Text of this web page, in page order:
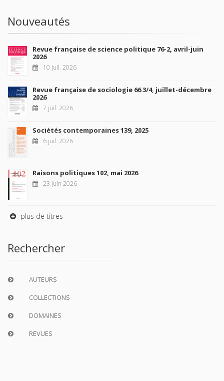
Nouveautés
Revue française de science politique 76-2, avril-juin
2026
10 juil. 2026
Revue française de sociologie 66 3/4, juillet-décembre
2026
7 juil. 2026
Sociétés contemporaines 139, 2025
6 juil. 2026
Raisons politiques 102, mai 2026
23 juin 2026
plus de titres
Rechercher
AUTEURS
COLLECTIONS
DOMAINES
REVUES